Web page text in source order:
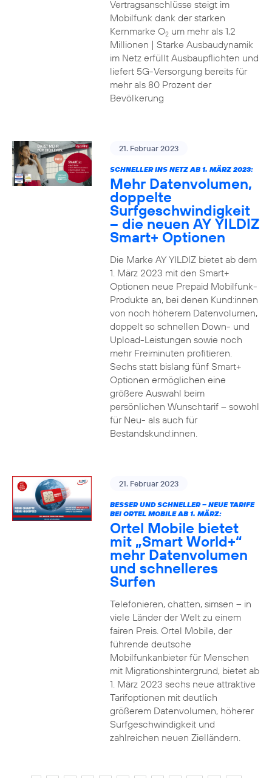
Vertragsanschlüsse steigt im
Mobilfunk dank der starken
Kernmarke O2um mehr als 1,2
Millionen | Starke Ausbaudynamik
im Netz erfüllt Ausbaupflichten und
liefert 5G-Versorgung bereits für
mehr als 80 Prozent der
Bevölkerung
21. Februar 2023
SCHNELLER INS NETZ AB 1. MÄRZ 2023:
Mehr Datenvolumen,
doppelte
Surfgeschwindigkeit
– die neuen AY YILDIZ
Smart+ Optionen
Die Marke AY YILDIZ bietet ab dem
1. März 2023 mit den Smart+
Optionen neue Prepaid Mobilfunk-
Produkte an, bei denen Kund:innen
von noch höherem Datenvolumen,
doppelt so schnellen Down- und
Upload-Leistungen sowie noch
mehr Freiminuten profitieren.
Sechs statt bislang fünf Smart+
Optionen ermöglichen eine
größere Auswahl beim
persönlichen Wunschtarif – sowohl
für Neu- als auch für
Bestandskund:innen.
21. Februar 2023
BESSER UND SCHNELLER – NEUE TARIFE
BEI ORTEL MOBILE AB 1. MÄRZ:
Ortel Mobile bietet
mit „Smart World+“
mehr Datenvolumen
und schnelleres
Surfen
Telefonieren, chatten, simsen – in
viele Länder der Welt zu einem
fairen Preis. Ortel Mobile, der
führende deutsche
Mobilfunkanbieter für Menschen
mit Migrationshintergrund, bietet ab
1. März 2023 sechs neue attraktive
Tarifoptionen mit deutlich
größerem Datenvolumen, höherer
Surfgeschwindigkeit und
zahlreichen neuen Zielländern.